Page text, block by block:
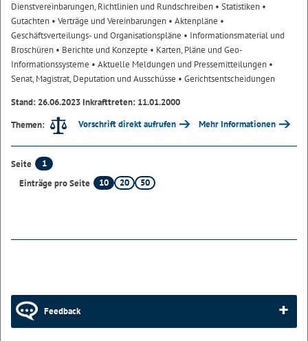
Dienstvereinbarungen, Richtlinien und Rundschreiben • Statistiken •
Gutachten • Verträge und Vereinbarungen • Aktenpläne •
Geschäftsverteilungs- und Organisationspläne • Informationsmaterial und
Broschüren • Berichte und Konzepte • Karten, Pläne und Geo-
Informationssysteme • Aktuelle Meldungen und Pressemitteilungen •
Senat, Magistrat, Deputation und Ausschüsse • Gerichtsentscheidungen
Stand: 26.06.2023 Inkrafttreten: 11.01.2000
Themen:
Vorschrift direkt aufrufen Mehr Informationen
Seite
1
Einträge pro Seite
10 20 50
Feedback